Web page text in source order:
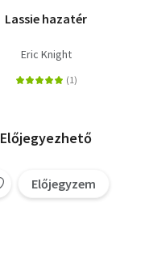
Lassie hazatér
Eric Knight
Előjegyezhető
Előjegyzem